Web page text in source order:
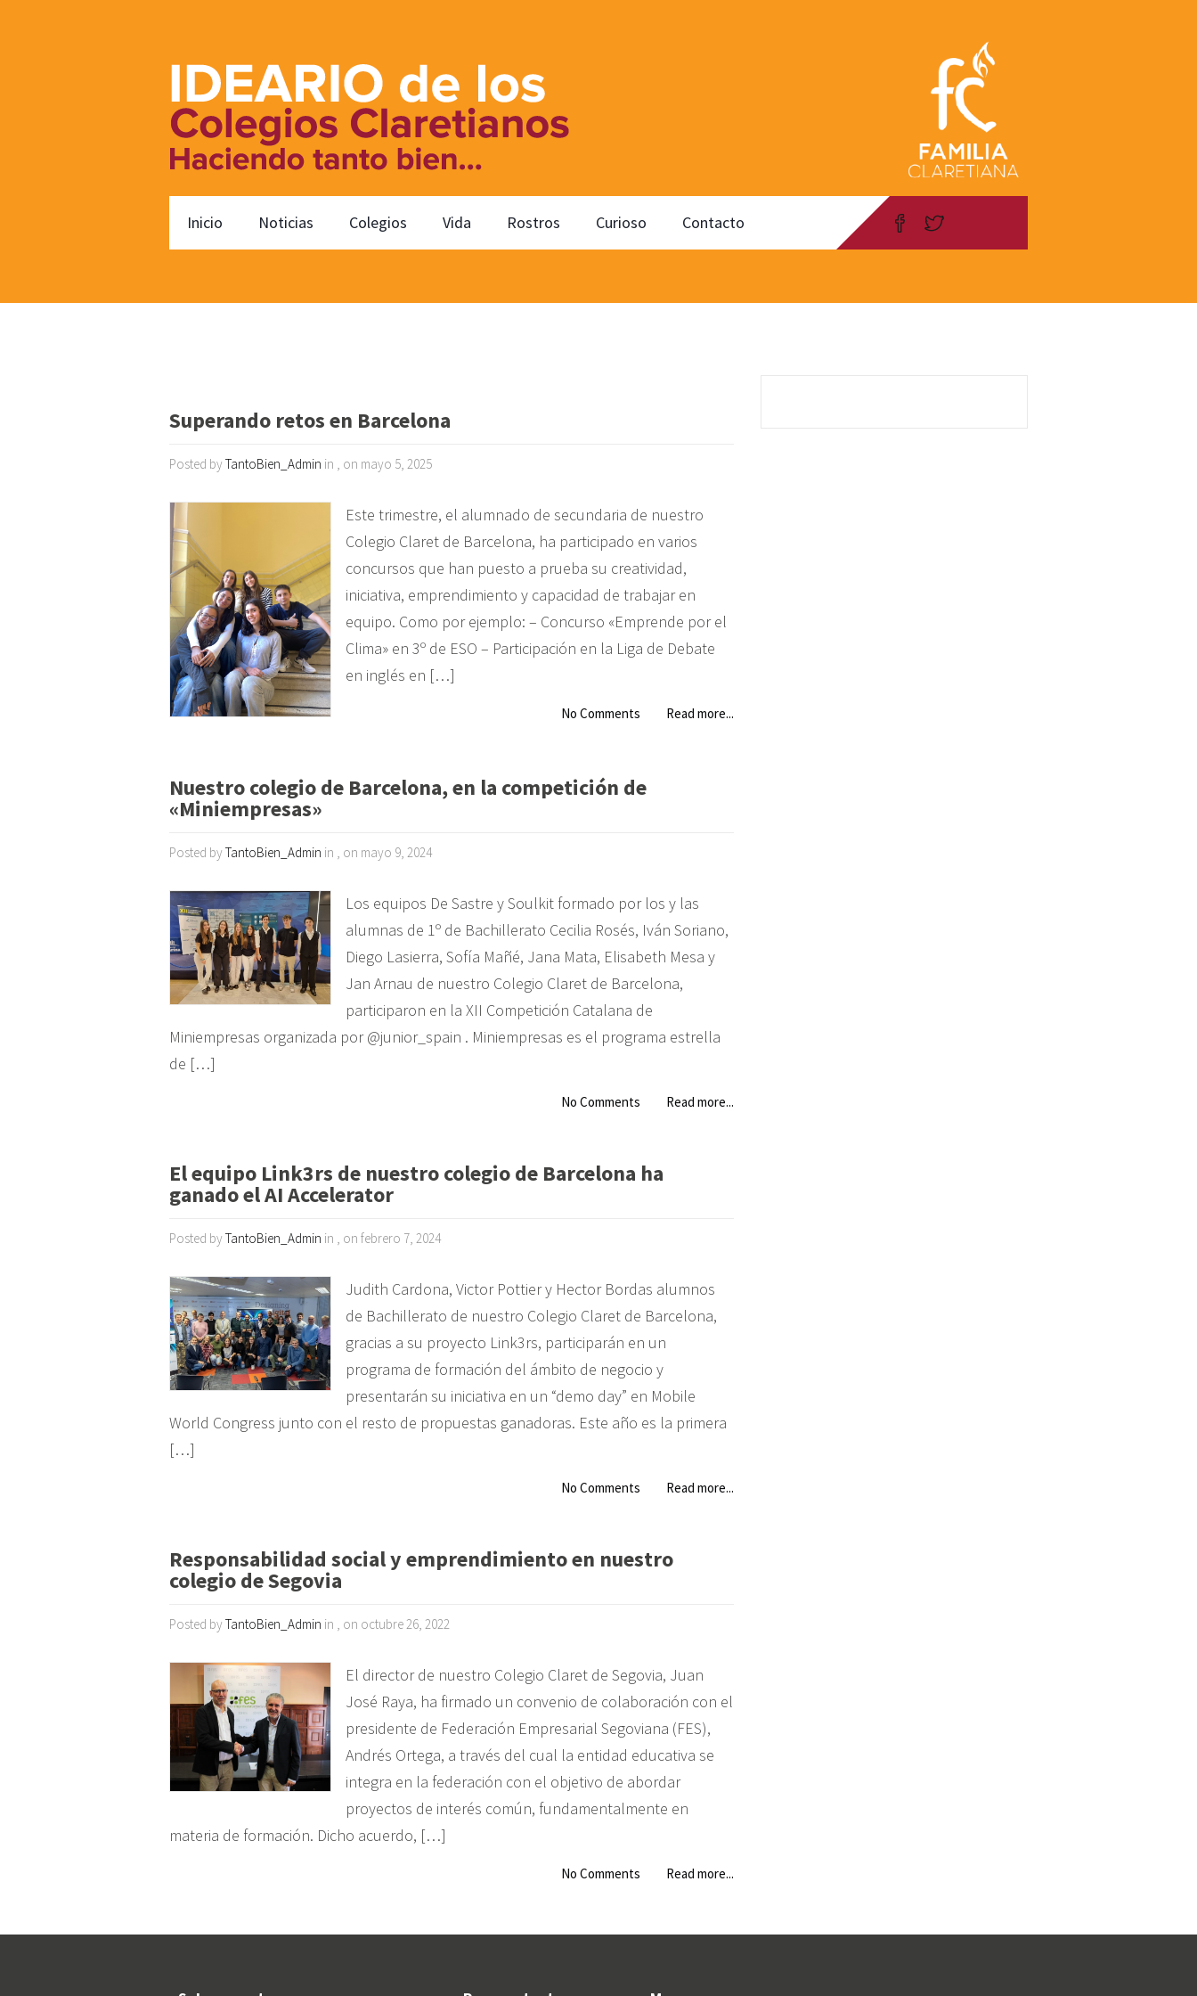
Inicio Noticias Colegios Vida Rostros Curioso Contacto
Superando retos en Barcelona
Posted by TantoBien_Admin in , on mayo 5, 2025
Este trimestre, el alumnado de secundaria de nuestro
Colegio Claret de Barcelona, ha participado en varios
concursos que han puesto a prueba su creatividad,
iniciativa, emprendimiento y capacidad de trabajar en
equipo. Como por ejemplo: – Concurso «Emprende por el
Clima» en 3º de ESO – Participación en la Liga de Debate
en inglés en […]
No Comments Read more...
Nuestro colegio de Barcelona, en la competición de
«Miniempresas»
Posted by TantoBien_Admin in , on mayo 9, 2024
Los equipos De Sastre y Soulkit formado por los y las
alumnas de 1º de Bachillerato Cecilia Rosés, Iván Soriano,
Diego Lasierra, Sofía Mañé, Jana Mata, Elisabeth Mesa y
Jan Arnau de nuestro Colegio Claret de Barcelona,
participaron en la XII Competición Catalana de
Miniempresas organizada por @junior_spain . Miniempresas es el programa estrella
de […]
No Comments Read more...
El equipo Link3rs de nuestro colegio de Barcelona ha
ganado el AI Accelerator
Posted by TantoBien_Admin in , on febrero 7, 2024
Judith Cardona, Victor Pottier y Hector Bordas alumnos
de Bachillerato de nuestro Colegio Claret de Barcelona,
gracias a su proyecto Link3rs, participarán en un
programa de formación del ámbito de negocio y
presentarán su iniciativa en un “demo day” en Mobile
World Congress junto con el resto de propuestas ganadoras. Este año es la primera
[…]
No Comments Read more...
Responsabilidad social y emprendimiento en nuestro
colegio de Segovia
Posted by TantoBien_Admin in , on octubre 26, 2022
El director de nuestro Colegio Claret de Segovia, Juan
José Raya, ha firmado un convenio de colaboración con el
presidente de Federación Empresarial Segoviana (FES),
Andrés Ortega, a través del cual la entidad educativa se
integra en la federación con el objetivo de abordar
proyectos de interés común, fundamentalmente en
materia de formación. Dicho acuerdo, […]
No Comments Read more...